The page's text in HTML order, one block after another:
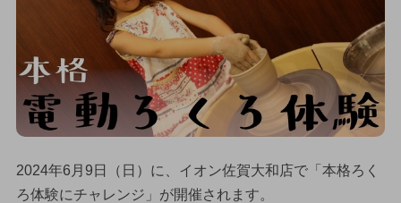
2024年6月9日（日）に、イオン佐賀大和店で「本格ろく
ろ体験にチャレンジ」が開催されます。